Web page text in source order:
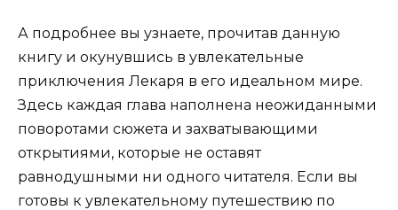
А подробнее вы узнаете, прочитав данную
книгу и окунувшись в увлекательные
приключения Лекаря в его идеальном мире.
Здесь каждая глава наполнена неожиданными
поворотами сюжета и захватывающими
открытиями, которые не оставят
равнодушными ни одного читателя. Если вы
готовы к увлекательному путешествию по